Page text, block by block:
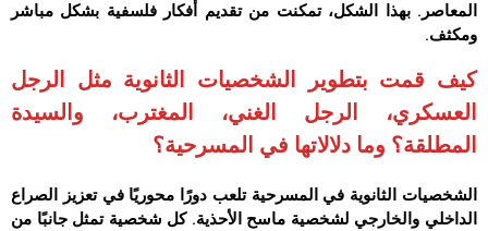
المعاصر. بهذا الشكل، تمكنت من تقديم أفكار فلسفية بشكل مباشر
ومكثف.
كيف قمت بتطوير الشخصيات الثانوية مثل الرجل
العسكري، الرجل الغني، المغترب، والسيدة
المطلقة؟ وما دلالاتها في المسرحية؟
الشخصيات الثانوية في المسرحية تلعب دورًا محوريًا في تعزيز الصراع
الداخلي والخارجي لشخصية ماسح الأحذية. كل شخصية تمثل جانبًا من